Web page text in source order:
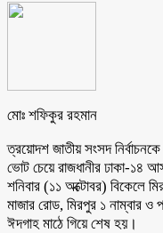
মোঃ শফিকুর রহমান
ত্রয়োদশ জাতীয় সংসদ
ভোট চেয়ে রাজধানীর ঢাকা-১৪
শনিবার (১১ অক্টোবর) বিকেলে
মাজার রোড, মিরপুর ১ নাম্বার ও
ঈদগাহ মাঠে গিয়ে শেষ হয়।